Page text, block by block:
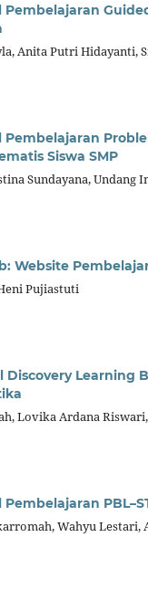
Pembelajaran
Anita Putri Hidayanti,
Pembelajaran
Siswa SMP
Sundayana, Undang
Website
Pujiastuti
Discovery Learning
Lovika Ardana
Wahyu Lestari,